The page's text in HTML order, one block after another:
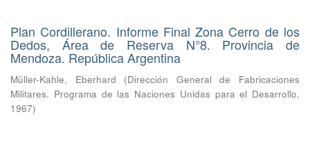
Plan Cordillerano. Informe Final Zona Cerro de los
Dedos, Área de Reserva N°8. Provincia de
Mendoza. República Argentina
Müller-Kahle, Eberhard (Dirección General de Fabricaciones
Militares. Programa de las Naciones Unidas para el Desarrollo,
1967)